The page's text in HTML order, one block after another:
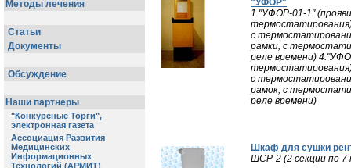
"УФОР"
1."УФОР-01-1"
с
рамки, с
реле времени)
с
рамок, с
реле времени)
Шкаф для сушки
ШСР-2 (2 секции по 7